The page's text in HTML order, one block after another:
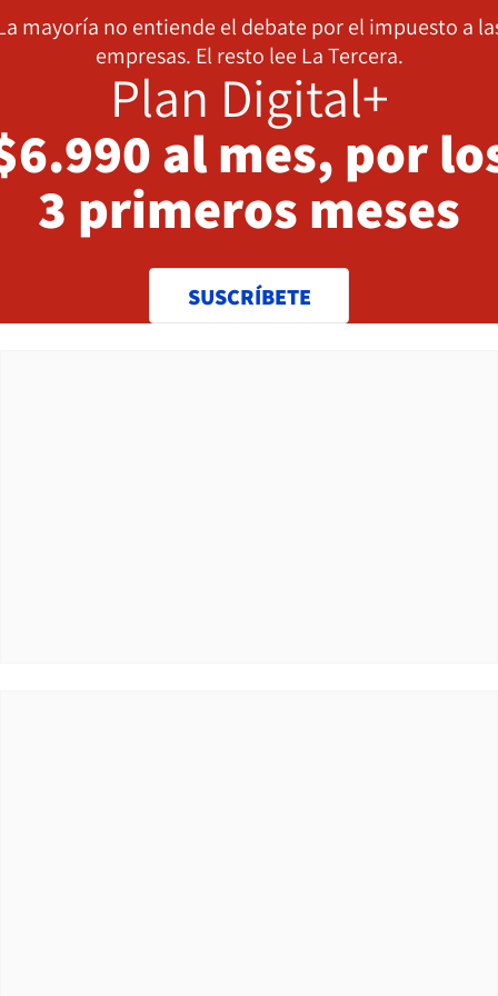
mayoría no entiende el debate por el impuesto a
empresas. El resto lee La Tercera.
Plan Digital+
al mes, por
3 primeros meses
SUSCRÍBETE